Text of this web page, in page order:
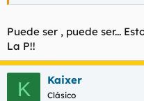
Puede ser , puede ser...
La P!!
K Kaixer
Clásico